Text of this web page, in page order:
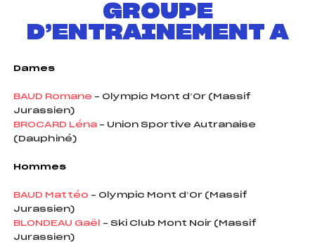
GROUPE
D’ENTRAINEMENT A
Dames
BAUD Romane – Olympic Mont d’Or (Massif
Jurassien)
BROCARD Léna – Union Sportive Autranaise
(Dauphiné)
Hommes
BAUD Mattéo – Olympic Mont d’Or (Massif
Jurassien)
BLONDEAU Gaël
– Ski Club Mont Noir (Massif
Jurassien)